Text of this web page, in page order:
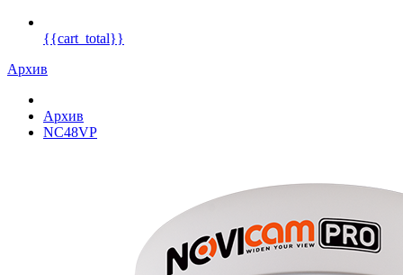
{{cart_total}}
Архив
Архив
NC48VP